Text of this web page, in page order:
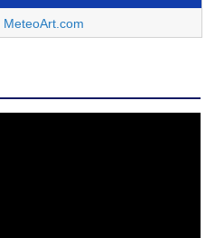
MeteoArt.com